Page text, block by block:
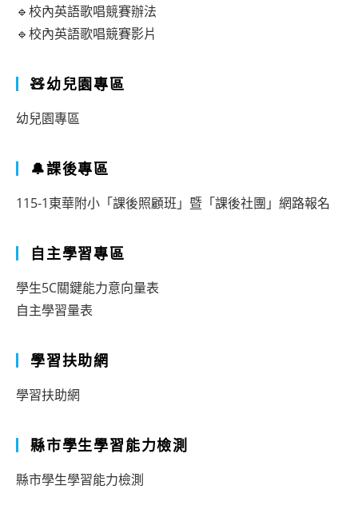
🔹校內英語歌唱競賽辦法
🔹校內英語歌唱競賽影片
🧸幼兒園專區
幼兒園專區
🔔課後專區
115-1東華附小「課後照顧班」暨「課後社團」網路報名
自主學習專區
學生5C關鍵能力意向量表
自主學習量表
學習扶助網
學習扶助網
縣市學生學習能力檢測
縣市學生學習能力檢測